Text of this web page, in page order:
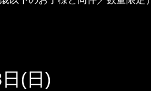
(日)